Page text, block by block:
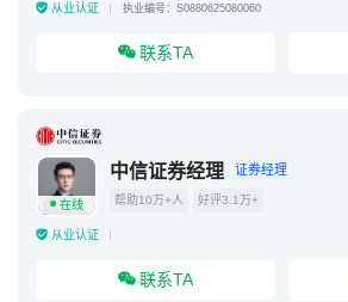
从业认证 执业编号：S0880625080060
联系TA
在线
中信证券经理 证券经理
帮助10万+人 好评3.1万+
从业认证
联系TA